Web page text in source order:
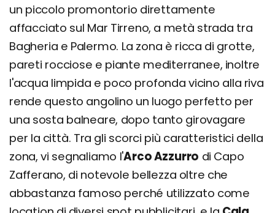
un piccolo promontorio direttamente
affacciato sul Mar Tirreno, a metà strada tra
Bagheria e Palermo. La zona è ricca di grotte,
pareti rocciose e piante mediterranee, inoltre
l'acqua limpida e poco profonda vicino alla riva
rende questo angolino un luogo perfetto per
una sosta balneare, dopo tanto girovagare
per la città. Tra gli scorci più caratteristici della
zona, vi segnaliamo l'Arco Azzurro di Capo
Zafferano, di notevole bellezza oltre che
abbastanza famoso perché utilizzato come